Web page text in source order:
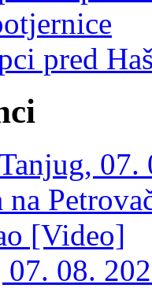
pred
[Video]
08.